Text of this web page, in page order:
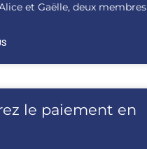
et Gaëlle, deux membres
le paiement en